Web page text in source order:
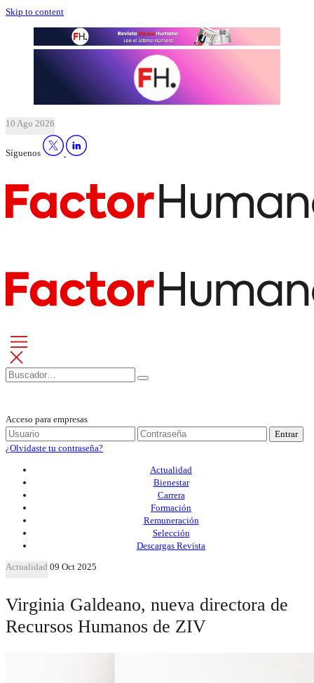
Skip to content
10 Ago 2026
Síguenos
Acceso para empresas
Entrar
¿Olvidaste tu contraseña?
Actualidad
Bienestar
Carrera
Formación
Remuneración
Selección
Descargas Revista
Actualidad 09 Oct 2025
Virginia Galdeano, nueva directora de
Recursos Humanos de ZIV